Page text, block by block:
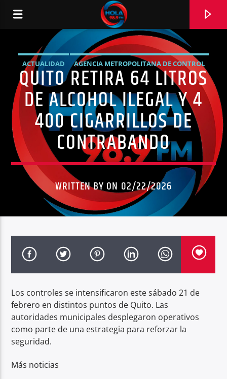
RADIO HOLA
0:00
Radio hola
ACTUALIDAD
AGENCIA METROPOLITANA DE CONTROL
ALCOHOL ILEGAL
AMT
CIGARRILLOS DE CONTRABANDO
NOTICIAS
OPERATIVOS QUITO
QUITO RETIRA 64 LITROS
DE ALCOHOL ILEGAL Y 4
400 CIGARRILLOS DE
CONTRABANDO
WRITTEN BY ON 02/22/2026
Los controles se intensificaron este sábado 21 de
febrero en distintos puntos de Quito. Las
autoridades municipales desplegaron operativos
como parte de una estrategia para reforzar la
seguridad.
Más noticias